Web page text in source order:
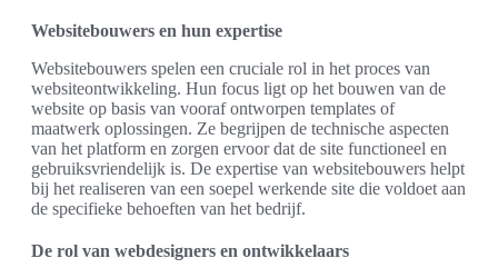
Websitebouwers en hun expertise
Websitebouwers spelen een cruciale rol in het proces van
websiteontwikkeling. Hun focus ligt op het bouwen van de
website op basis van vooraf ontworpen templates of
maatwerk oplossingen. Ze begrijpen de technische aspecten
van het platform en zorgen ervoor dat de site functioneel en
gebruiksvriendelijk is. De expertise van websitebouwers helpt
bij het realiseren van een soepel werkende site die voldoet aan
de specifieke behoeften van het bedrijf.
De rol van webdesigners en ontwikkelaars